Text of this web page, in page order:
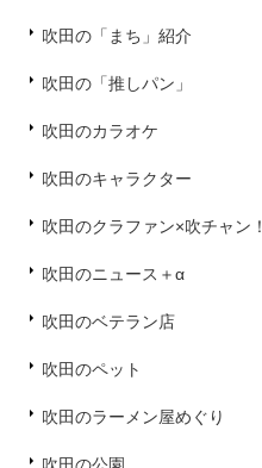
吹田の「まち」紹介
吹田の「推しパン」
吹田のカラオケ
吹田のキャラクター
吹田のクラファン×吹チャン！
吹田のニュース＋α
吹田のベテラン店
吹田のペット
吹田のラーメン屋めぐり